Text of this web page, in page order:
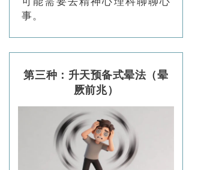
事。
第三种：升天预备式晕法（晕
厥前兆）